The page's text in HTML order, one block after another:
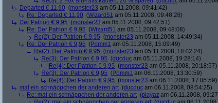
Departed € 11,90 (monster23 am 05.11.2008, 09:41:42)
Re: Departed € 11,90 (Wizard51 am 05.11.2008, 09:48:28)
Der Patrion € 9,95 (monster23 am 05.11.2008, 09:42:51)
Re: Der Patrion € 9,95 (Wizard51 am 05.11.2008, 09:48:08)
Re(2): Der Patrion € 9,95 (monster23 am 05.11.2008, 14:49:34)
Re: Der Patrion € 9,95 (Pomm1 am 05.11.2008, 15:09:49)
Re(2): Der Patrion € 9,95 (monster23 am 05.11.2008, 18:02:24)
Re(3): Der Patrion € 9,95 (ducduc am 05.11.2008, 19:28:14)
Re(4): Der Patrion € 9,95 (monster23 am 05.11.2008, 20:18:57)
Re(3): Der Patrion € 9,95 (Pomm1 am 06.11.2008, 13:30:59)
Re(4): Der Patrion € 9,95 (monster23 am 06.11.2008, 17:05:59)
mal ein schnäppchen der anderen art (ducduc am 06.11.2008, 08:54:25)
Re: mal ein schnäppchen der anderen art (playaz am 06.11.2008,